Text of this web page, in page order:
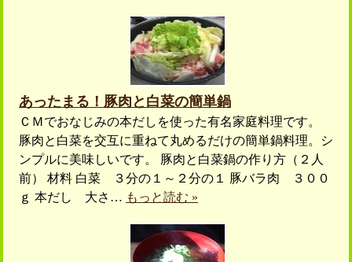
あったまる！豚肉と白菜の簡単鍋
ＣＭでおなじみの本だしを使った有名家庭料理です。
豚肉と白菜を交互に重ねて丸めるだけの簡単鍋料理。シ
ンプルに美味しいです。 豚肉と白菜鍋の作り方（２人
前） 材料 白菜 ３分の１～２分の１ 豚バラ肉 ３００
ｇ 本だし 大さ… もっと読む »